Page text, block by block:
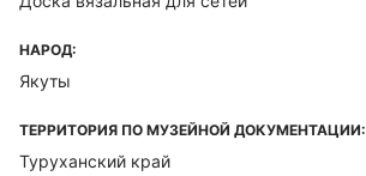
НАРОД:
Якуты
ТЕРРИТОРИЯ ПО МУЗЕЙНОЙ ДОКУМЕНТАЦИИ:
Туруханский край